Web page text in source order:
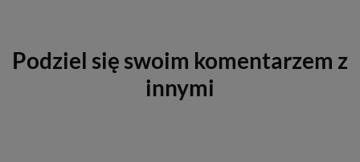
Podziel się swoim komentarzem z
innymi